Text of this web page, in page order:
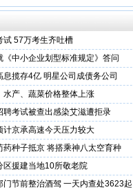
试 57万考生齐吐槽
《中小企业划型标准规定》答问
息揽存4亿 明星公司成债务公司
水产、蔬菜价格整体上涨
聘考试被查出感染艾滋遭拒录
计京承高速今天压力较大
药种子抵京 将搭乘神八太空育种
区援建当地10所敬老院
门节前整治酒驾 一天内查处3623起